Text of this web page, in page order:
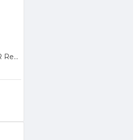
Destec COM-U12R Regulator Gas dengan Pengaman Ganda